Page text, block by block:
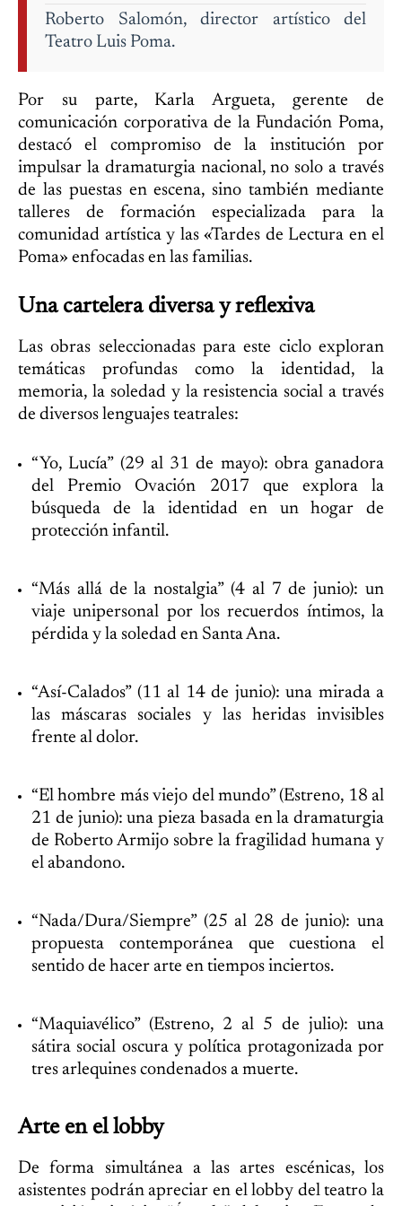
Roberto Salomón, director artístico del
Teatro Luis Poma.
Por su parte, Karla Argueta, gerente de
comunicación corporativa de la Fundación Poma,
destacó el compromiso de la institución por
impulsar la dramaturgia nacional, no solo a través
de las puestas en escena, sino también mediante
talleres de formación especializada para la
comunidad artística y las «Tardes de Lectura en el
Poma» enfocadas en las familias.
Una cartelera diversa y reflexiva
Las obras seleccionadas para este ciclo exploran
temáticas profundas como la identidad, la
memoria, la soledad y la resistencia social a través
de diversos lenguajes teatrales:
“Yo, Lucía” (29 al 31 de mayo): obra ganadora
del Premio Ovación 2017 que explora la
búsqueda de la identidad en un hogar de
protección infantil.
“Más allá de la nostalgia” (4 al 7 de junio): un
viaje unipersonal por los recuerdos íntimos, la
pérdida y la soledad en Santa Ana.
“Así-Calados” (11 al 14 de junio): una mirada a
las máscaras sociales y las heridas invisibles
frente al dolor.
“El hombre más viejo del mundo” (Estreno, 18 al
21 de junio): una pieza basada en la dramaturgia
de Roberto Armijo sobre la fragilidad humana y
el abandono.
“Nada/Dura/Siempre” (25 al 28 de junio): una
propuesta contemporánea que cuestiona el
sentido de hacer arte en tiempos inciertos.
“Maquiavélico” (Estreno, 2 al 5 de julio): una
sátira social oscura y política protagonizada por
tres arlequines condenados a muerte.
Arte en el lobby
De forma simultánea a las artes escénicas, los
asistentes podrán apreciar en el lobby del teatro la